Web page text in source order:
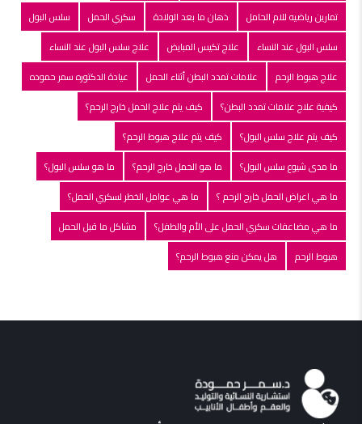
تمارين رياضيه للام الحامل
ذهان ما بعد الولادة سكري الحمل
سلس البول
سلس البول عند النساء
علاج تكيس المبايض
علاج سلس البول عند النساء
علاج هبوط الرحم
علامات تمدد البطن أثناء الحمل
عيادة الدكتوره سمر حموده
كيفية علاج علامات تمدد البطن؟
كيف يتم علاج الحمل خارج الرحم؟
كيف يتم علاج سلس البول؟
كيف يتم علاج هبوط الرحم؟
ما مدى شيوع سلس البول؟
ما هو الحمل خارج الرحم؟
ما هو سلس البول؟
ما هي اعراض الحمل خارج الرحم ؟
ما هي عوامل الخطر لسكري الحمل؟
ما هي مضاعفات سكري الحمل على الأم والطفل؟
مشاكل ما قبل الحمل
هبوط الرحم
هل يمكن منع هبوط الرحم؟